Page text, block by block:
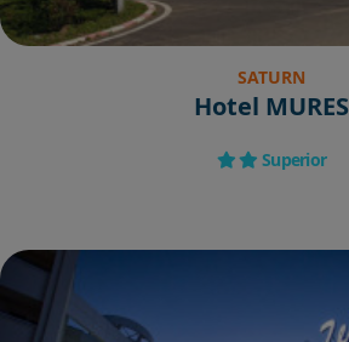
SATURN
Hotel MURES
Superior